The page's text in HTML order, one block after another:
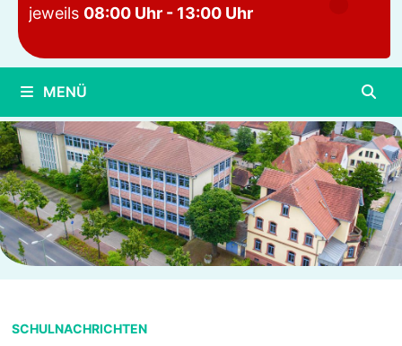
jeweils 08:00 Uhr - 13:00 Uhr
MENÜ
SCHULNACHRICHTEN